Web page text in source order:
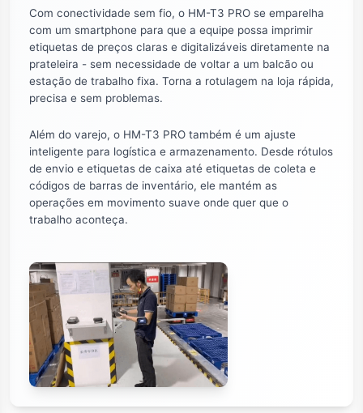
Com conectividade sem fio, o HM-T3 PRO se emparelha
com um smartphone para que a equipe possa imprimir
etiquetas de preços claras e digitalizáveis ​​diretamente na
prateleira - sem necessidade de voltar a um balcão ou
estação de trabalho fixa. Torna a rotulagem na loja rápida,
precisa e sem problemas.
Além do varejo, o HM-T3 PRO também é um ajuste
inteligente para logística e armazenamento. Desde rótulos
de envio e etiquetas de caixa até etiquetas de coleta e
códigos de barras de inventário, ele mantém as
operações em movimento suave onde quer que o
trabalho aconteça.